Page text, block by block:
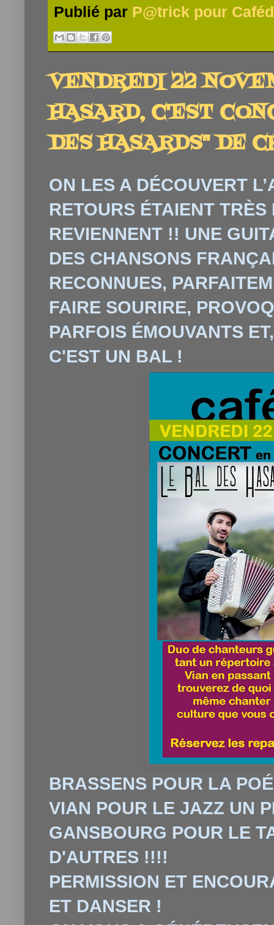
Publié par P@trick pour
VENDREDI 22
HASARD, C'EST
DES HASARDS" DE
ON LES A DÉCOUVERT
RETOURS ÉTAIENT
REVIENNENT !! UNE
DES CHANSONS
RECONNUES,
FAIRE SOURIRE,
PARFOIS ÉMOUVANTS
C'EST UN BAL !
BRASSENS POUR LA
VIAN POUR LE JAZZ UN
GANSBOURG POUR LE
D'AUTRES !!!!
PERMISSION ET
ET DANSER !